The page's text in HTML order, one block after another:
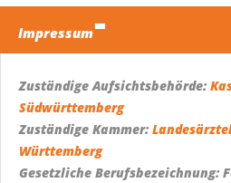
Impressum
Zuständige Aufsichtsbehörde:
Südwürttemberg
Zuständige Kammer:
Württemberg
Gesetzliche Berufsbezeichnung: